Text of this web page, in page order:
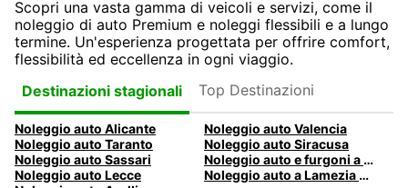
Scopri una vasta gamma di veicoli e servizi, come il
noleggio di auto Premium e noleggi flessibili e a lungo
termine. Un'esperienza progettata per offrire comfort,
flessibilità ed eccellenza in ogni viaggio.
Destinazioni stagionali
Top Destinazioni
Noleggio auto Alicante
Noleggio auto Valencia
Noleggio auto Taranto
Noleggio auto Siracusa
Noleggio auto Sassari
Noleggio auto e furgoni a Pescara
Noleggio auto Lecce
Noleggio auto a Lamezia Terme, Italia